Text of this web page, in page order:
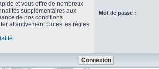
et vous offre de nombreux
supplémentaires aux
de nos conditions
attentivement toutes les règles
Mot de passe :